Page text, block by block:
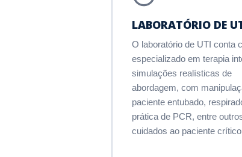
LABORATÓRIO DE
O laboratório de UTI conta
especializado em terapia
simulações realísticas de
abordagem, com
paciente entubado,
prática de PCR, entre
cuidados ao paciente